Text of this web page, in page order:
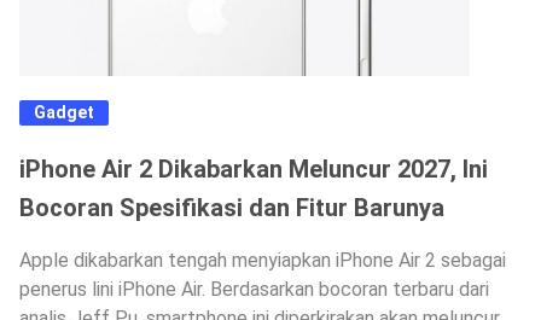
Gadget
iPhone Air 2 Dikabarkan Meluncur 2027, Ini
Bocoran Spesifikasi dan Fitur Barunya
Apple dikabarkan tengah menyiapkan iPhone Air 2 sebagai
penerus lini iPhone Air. Berdasarkan bocoran terbaru dari